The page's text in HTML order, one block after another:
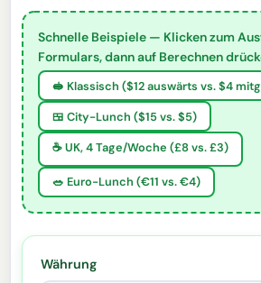
Schnelle Beispiele — Klicken zum
Formulars, dann auf Berechnen
🥪 Klassisch ($12 auswärts vs. $4
🍱 City-Lunch ($15 vs. $5)
☕ UK, 4 Tage/Woche (£8 vs. £3)
🥗 Euro-Lunch (€11 vs. €4)
Währung